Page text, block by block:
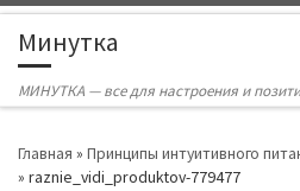
Skip to content
Минутка
МИНУТКА — все для настроения и
Главная » Принципы интуитивного
» raznie_vidi_produktov-779477